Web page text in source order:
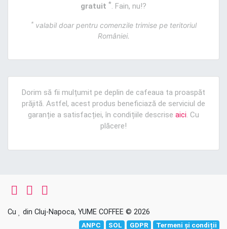
gratuit *. Fain, nu!?
*valabil doar pentru comenzile trimise pe teritoriul
României.
Dorim să fii mulțumit pe deplin de cafeaua ta proaspăt
prăjită. Astfel, acest produs beneficiază de serviciul de
garanție a satisfacției, în condițiile descrise aici. Cu
plăcere!
Cu din Cluj-Napoca, YUME COFFEE © 2026
ANPC SOL GDPR Termeni și condiții